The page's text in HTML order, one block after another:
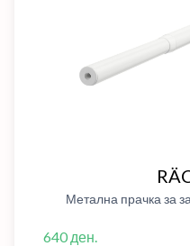
Метална прачка за
640 ден.